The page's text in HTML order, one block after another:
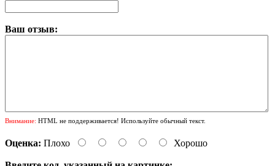
Ваш отзыв:
Внимание: HTML не поддерживается! Используйте обычный текст.
Оценка: Плохо Хорошо